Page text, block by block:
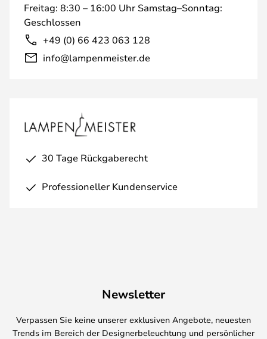
Freitag: 8:30 – 16:00 Uhr Samstag–Sonntag:
Geschlossen
+49 (0) 66 423 063 128
info@lampenmeister.de
30 Tage Rückgaberecht
Professioneller Kundenservice
Newsletter
Verpassen Sie keine unserer exklusiven Angebote, neuesten
Trends im Bereich der Designerbeleuchtung und persönlicher